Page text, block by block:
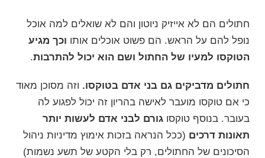
חתולים הם לא אייזיק ניוטון והם לא שואלים למה אוכל
נופל להם על הראש. הם פשוט אוכלים אותו וכך מגיע
הטוקסו למעיו של החתול ושם הוא יכול להתרבות.
חתולים מדביקים גם בני אדם בטוקסו. וזה מסוכן מאוד
כי אם טוקסו מועבר לאישה בהריון זה יכול לפגוע לה
בעובר. בנוסף טוקסו גורם לבני אדם לעשות יותר
תאונות דרכים (ככל הנראה בזכות אימוץ מדיניות ניהול
הסיכונים של החתולים, רק בלי הקטע של תשע נשמות)